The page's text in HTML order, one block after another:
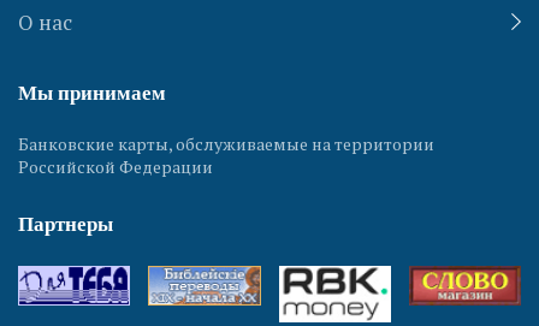
О нас
Мы принимаем
Банковские карты, обслуживаемые на территории
Российской Федерации
Партнеры